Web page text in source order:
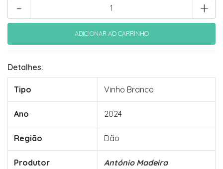
+
-
Detalhes:
Tipo Vinho Branco
Ano 2024
Região Dão
Produtor António Madeira